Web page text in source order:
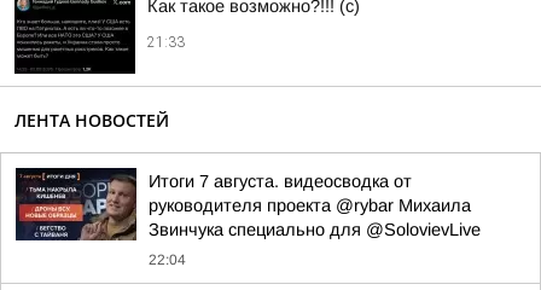
Как такое возможно?!!! (c)
21:33
ЛЕНТА НОВОСТЕЙ
Итоги 7 августа. видеосводка от
руководителя проекта @rybar Михаила
Звинчука специально для @SolovievLive
22:04